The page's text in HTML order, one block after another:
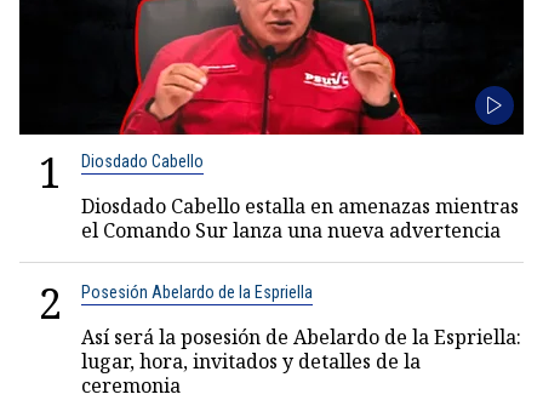
1 Diosdado Cabello
Diosdado Cabello estalla en amenazas mientras
el Comando Sur lanza una nueva advertencia
2 Posesión Abelardo de la Espriella
Así será la posesión de Abelardo de la Espriella:
lugar, hora, invitados y detalles de la
ceremonia